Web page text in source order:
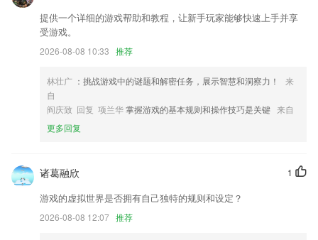
提供一个详细的游戏帮助和教程，让新手玩家能够快速上手并享
受游戏。
2026-08-08 10:33 推荐
林壮广 ：挑战游戏中的谜题和解密任务，展示智慧和洞察力！
来
自
阎庆致 回复 项兰华掌握游戏的基本规则和操作技巧是关键 来自
更多回复
1
诸葛融欣
游戏的虚拟世界是否拥有自己独特的规则和设定？
2026-08-08 12:07 推荐